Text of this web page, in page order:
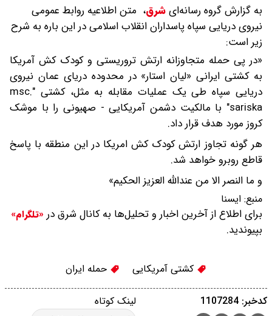
به گزارش گروه رسانه‌ایشرق، متن اطلاعیه روابط عمومی
نیروی دریایی سپاه پاسداران انقلاب اسلامی در این باره به شرح
زیر است:
«در پی حمله متجاوزانه ارتش تروریستی و کودک کش آمریکا
به کشتی ایرانی «لیان استار» در محدوده دریای عمان نیروی
دریایی سپاه طی یک عملیات مقابله به مثل، کشتی "msc.
sariska" با مالکیت دشمن آمریکایی - صهیونی را با موشک
کروز مورد هدف قرار داد.
هر گونه تجاوز ارتش کودک کش امریکا در این منطقه با پاسخ
قاطع روبرو خواهد شد.
و ما النصر الا من عندالله العزیز الحکیم»
منبع: ايسنا
برای اطلاع از آخرین اخبار و تحلیل‌ها به کانال شرق در «تلگرام»
بپیوندید.
کشتی آمریکایی حمله ایران
لینک کوتاه کدخبر: 1107284